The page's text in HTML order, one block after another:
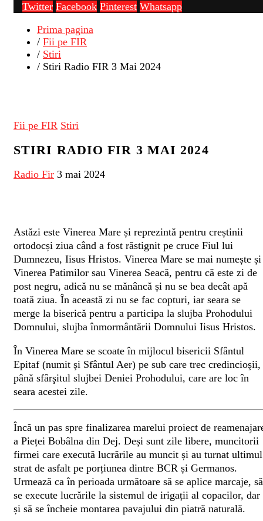
Twitter Facebook Pinterest Whatsapp
Prima pagina
/ Fii pe FIR
/ Stiri
/ Stiri Radio FIR 3 Mai 2024
Fii pe FIR Stiri
STIRI RADIO FIR 3 MAI 2024
Radio Fir 3 mai 2024
Astăzi este Vinerea Mare și reprezintă pentru creștinii
ortodocși ziua când a fost răstignit pe cruce Fiul lui
Dumnezeu, Iisus Hristos. Vinerea Mare se mai numește și
Vinerea Patimilor sau Vinerea Seacă, pentru că este zi de
post negru, adică nu se mănâncă și nu se bea decât apă
toată ziua. În această zi nu se fac copturi, iar seara se
merge la biserică pentru a participa la slujba Prohodului
Domnului, slujba înmormântării Domnului Iisus Hristos.
În Vinerea Mare se scoate în mijlocul bisericii Sfântul
Epitaf (numit şi Sfântul Aer) pe sub care trec credincioşii,
până sfârşitul slujbei Deniei Prohodului, care are loc în
seara acestei zile.
Încă un pas spre finalizarea marelui proiect de
a Pieței Bobâlna din Dej. Deși sunt zile libere, muncitorii
firmei care execută lucrările au muncit și au turnat ultimul
strat de asfalt pe porțiunea dintre BCR și Germanos.
Urmează ca în perioada următoare să se aplice marcaje, să
se execute lucrările la sistemul de irigații al copacilor, dar
și să se încheie montarea pavajului din piatră naturală.